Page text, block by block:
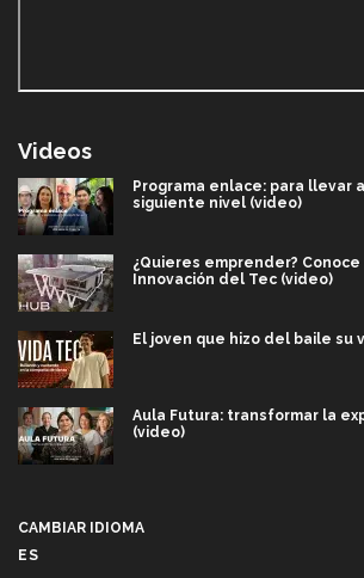
Videos
Programa enlace: para llevar
siguiente nivel (video)
¿Quieres emprender?
Innovación del Tec (video)
El joven que hizo del baile su
Aula Futura: transformar la
(video)
CAMBIAR IDIOMA
ES